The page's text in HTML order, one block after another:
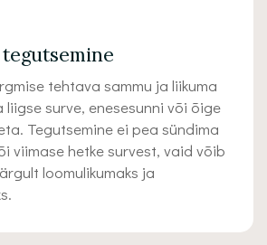
tehtava sammu ja liikuma
liigse surve, enesesunni või õige
Tegutsemine ei pea sündima
viimase hetke survest, vaid võib
loomulikumaks ja